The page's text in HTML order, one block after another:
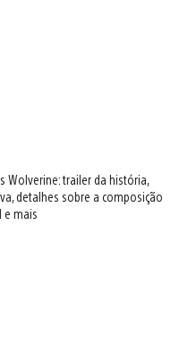
Wolverine: trailer da história,
detalhes sobre a composição
e mais